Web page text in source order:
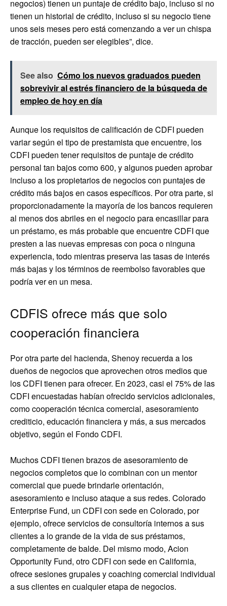
negocios) tienen un puntaje de crédito bajo, incluso si no
tienen un historial de crédito, incluso si su negocio tiene
unos seis meses pero está comenzando a ver un chispa
de tracción, pueden ser elegibles”, dice.
See also Cómo los nuevos graduados pueden
sobrevivir al estrés financiero de la búsqueda de
empleo de hoy en día
Aunque los requisitos de calificación de CDFI pueden
variar según el tipo de prestamista que encuentre, los
CDFI pueden tener requisitos de puntaje de crédito
personal tan bajos como 600, y algunos pueden aprobar
incluso a los propietarios de negocios con puntajes de
crédito más bajos en casos específicos. Por otra parte, si
proporcionadamente la mayoría de los bancos requieren
al menos dos abriles en el negocio para encasillar para
un préstamo, es más probable que encuentre CDFI que
presten a las nuevas empresas con poca o ninguna
experiencia, todo mientras preserva las tasas de interés
más bajas y los términos de reembolso favorables que
podría ver en un mesa.
CDFIS ofrece más que solo
cooperación financiera
Por otra parte del hacienda, Shenoy recuerda a los
dueños de negocios que aprovechen otros medios que
los CDFI tienen para ofrecer. En 2023, casi el 75% de las
CDFI encuestadas habían ofrecido servicios adicionales,
como cooperación técnica comercial, asesoramiento
crediticio, educación financiera y más, a sus mercados
objetivo, según el Fondo CDFI.
Muchos CDFI tienen brazos de asesoramiento de
negocios completos que lo combinan con un mentor
comercial que puede brindarle orientación,
asesoramiento e incluso ataque a sus redes. Colorado
Enterprise Fund, un CDFI con sede en Colorado, por
ejemplo, ofrece servicios de consultoría internos a sus
clientes a lo grande de la vida de sus préstamos,
completamente de balde. Del mismo modo, Acion
Opportunity Fund, otro CDFI con sede en California,
ofrece sesiones grupales y coaching comercial individual
a sus clientes en cualquier etapa de negocios.